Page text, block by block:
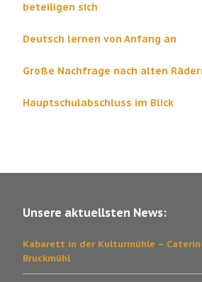
beteiligen sich
Deutsch lernen von Anfang an
Große Nachfrage nach alten
Hauptschulabschluss im Blick
Unsere aktuellsten News:
Kabarett in der Kulturmühle –
Bruckmühl